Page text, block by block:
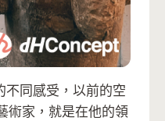
不同感受，以前的空
術家，就是在他的領